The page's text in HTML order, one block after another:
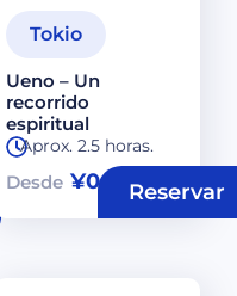
Tokio
Ueno – Un
recorrido
espiritual
Aprox. 2.5 horas.
Desde ¥0 Reservar